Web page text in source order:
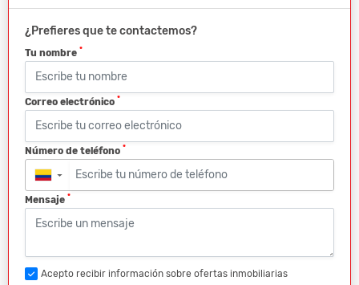
¿Prefieres que te contactemos?
Tu nombre *
Correo electrónico *
Número de teléfono *
▼
Mensaje *
Acepto recibir información sobre ofertas inmobiliarias